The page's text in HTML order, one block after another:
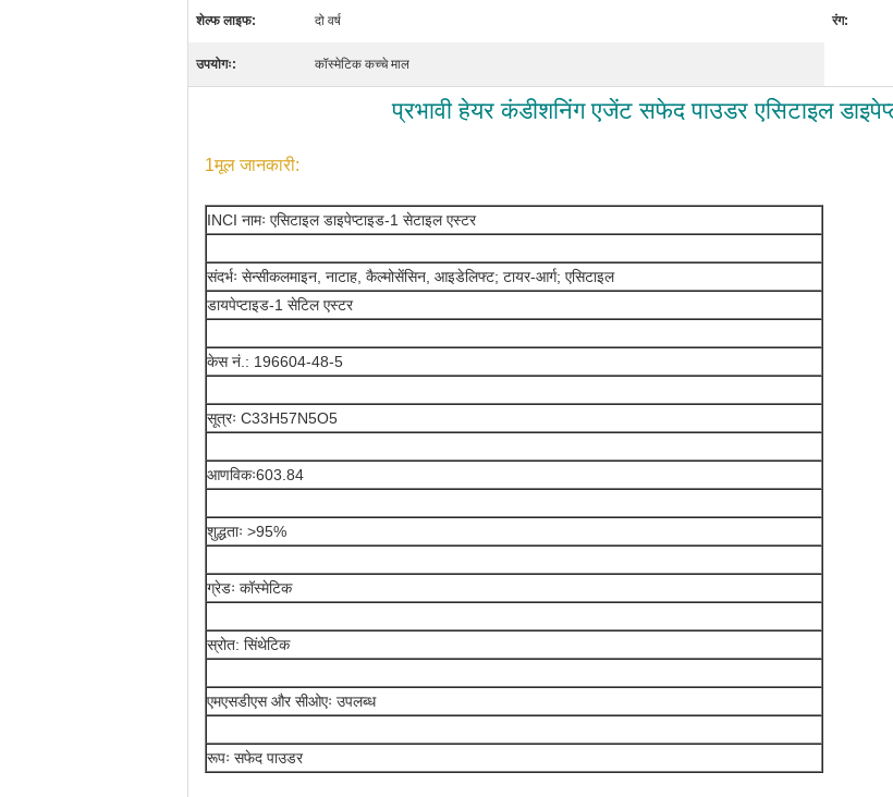
शेल्फ लाइफ: दो वर्ष रंग:
उपयोगः: कॉस्मेटिक कच्चे माल
प्रभावी हेयर कंडीशनिंग एजेंट सफेद पाउडर एसिटाइल
1मूल जानकारी:
INCI नामः एसिटाइल डाइपेप्टाइड-1 सेटाइल एस्टर
संदर्भः सेन्सीकलमाइन, नाटाह, कैल्मोसेंसिन, आइडेलिफ्ट; टायर-आर्ग; एसिटाइल
डायपेप्टाइड-1 सेटिल एस्टर
केस नं.: 196604-48-5
सूत्रः C33H57N5O5
आणविकः603.84
शुद्धताः >95%
ग्रेडः कॉस्मेटिक
स्रोत: सिंथेटिक
एमएसडीएस और सीओएः उपलब्ध
रूपः सफेद पाउडर